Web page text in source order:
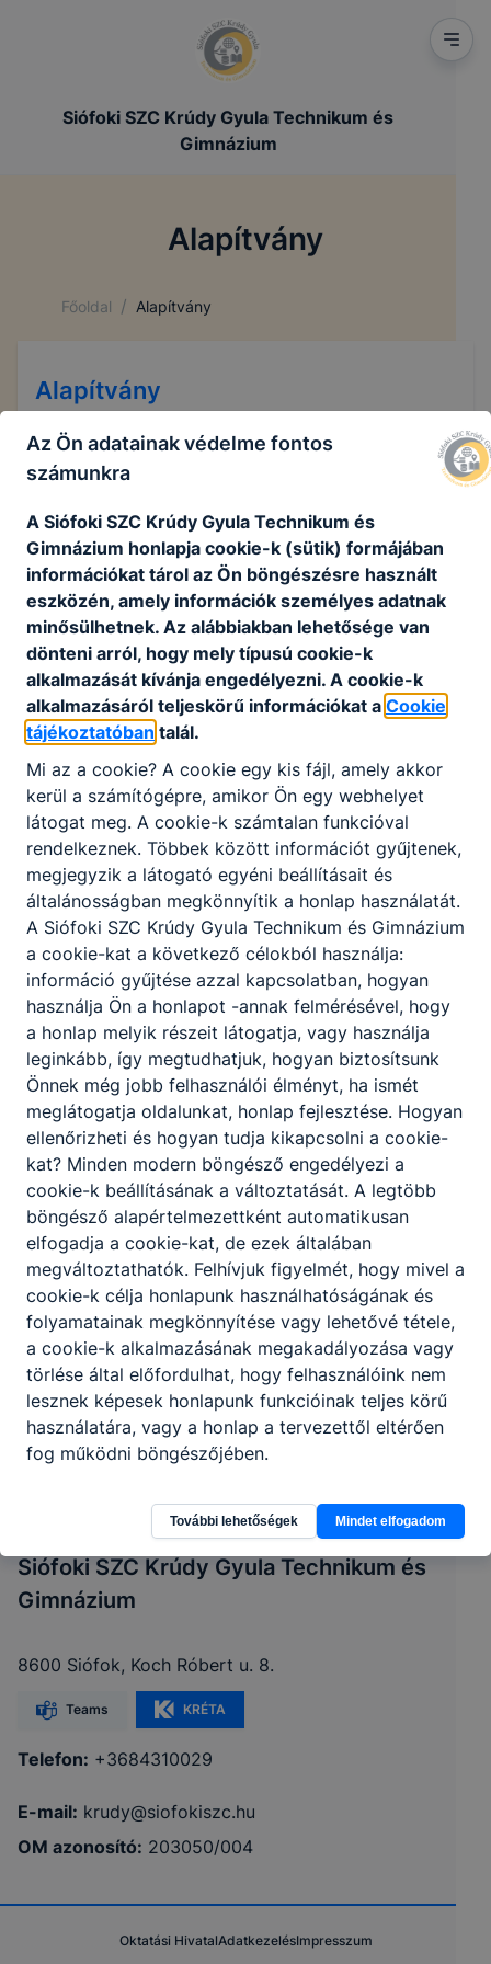
Siófoki SZC Krúdy Gyula Technikum és
Gimnázium
Alapítvány
Főoldal / Alapítvány
Alapítvány
„Krúdy Gyula a Vendéglátásért”
Csatolt fájlok
„Krúdy Gyula a Vendéglátásért” Alapítvány
Letöltés
Partnereink
Siófoki SZC Krúdy Gyula Technikum és
Gimnázium
8600 Siófok, Koch Róbert u. 8.
Teams KRÉTA
Telefon: +3684310029
E-mail: krudy@siofokiszc.hu
OM azonosító: 203050/004
Oktatási HivatalAdatkezelésImpresszum
Az Ön adatainak védelme fontos
számunkra
A Siófoki SZC Krúdy Gyula Technikum és
Gimnázium honlapja cookie-k (sütik) formájában
információkat tárol az Ön böngészésre használt
eszközén, amely információk személyes adatnak
minősülhetnek. Az alábbiakban lehetősége van
dönteni arról, hogy mely típusú cookie-k
alkalmazását kívánja engedélyezni. A cookie-k
alkalmazásáról teljeskörű információkat a Cookie
tájékoztatóban talál.
Mi az a cookie? A cookie egy kis fájl, amely akkor
kerül a számítógépre, amikor Ön egy webhelyet
látogat meg. A cookie-k számtalan funkcióval
rendelkeznek. Többek között információt gyűjtenek,
megjegyzik a látogató egyéni beállításait és
általánosságban megkönnyítik a honlap használatát.
A Siófoki SZC Krúdy Gyula Technikum és Gimnázium
a cookie-kat a következő célokból használja:
információ gyűjtése azzal kapcsolatban, hogyan
használja Ön a honlapot -annak felmérésével, hogy
a honlap melyik részeit látogatja, vagy használja
leginkább, így megtudhatjuk, hogyan biztosítsunk
Önnek még jobb felhasználói élményt, ha ismét
meglátogatja oldalunkat, honlap fejlesztése. Hogyan
ellenőrizheti és hogyan tudja kikapcsolni a cookie-
kat? Minden modern böngésző engedélyezi a
cookie-k beállításának a változtatását. A legtöbb
böngésző alapértelmezettként automatikusan
elfogadja a cookie-kat, de ezek általában
megváltoztathatók. Felhívjuk figyelmét, hogy mivel a
cookie-k célja honlapunk használhatóságának és
folyamatainak megkönnyítése vagy lehetővé tétele,
a cookie-k alkalmazásának megakadályozása vagy
törlése által előfordulhat, hogy felhasználóink nem
lesznek képesek honlapunk funkcióinak teljes körű
használatára, vagy a honlap a tervezettől eltérően
fog működni böngészőjében.
További lehetőségek Mindet elfogadom